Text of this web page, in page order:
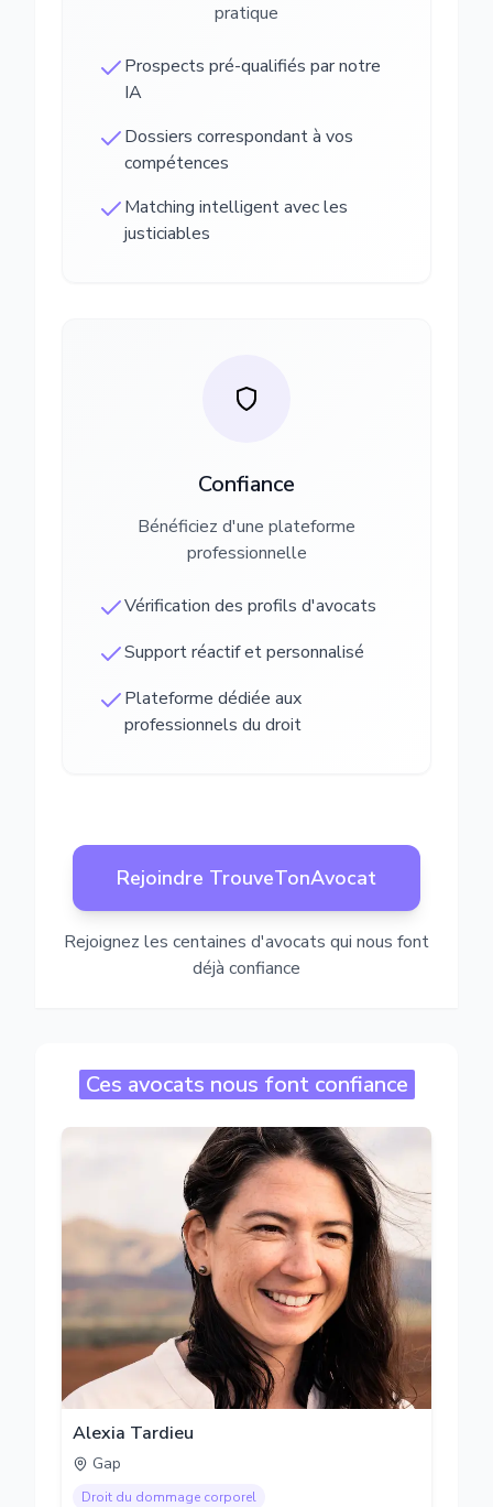
pratique
Prospects pré-qualifiés par notre
IA
Dossiers correspondant à vos
compétences
Matching intelligent avec les
justiciables
Confiance
Bénéficiez d'une plateforme
professionnelle
Vérification des profils d'avocats
Support réactif et personnalisé
Plateforme dédiée aux
professionnels du droit
Rejoindre TrouveTonAvocat
Rejoignez les centaines d'avocats qui nous font
déjà confiance
Ces avocats nous font confiance
Alexia Tardieu
Gap
Droit du dommage corporel